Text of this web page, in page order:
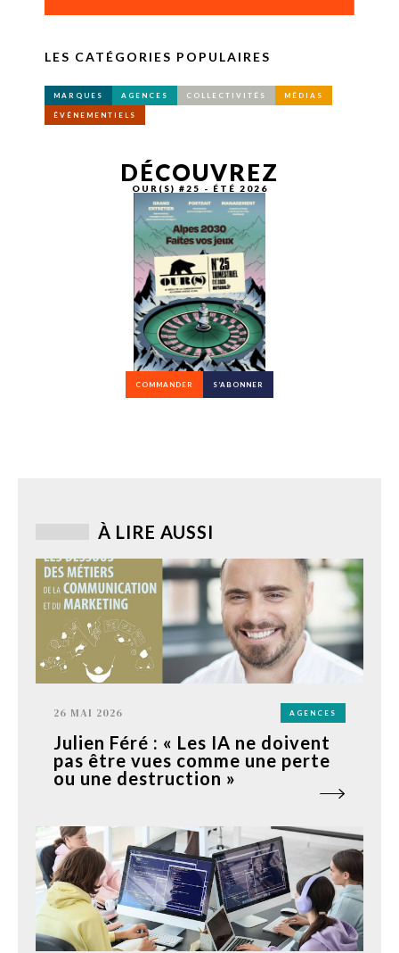
LES CATÉGORIES POPULAIRES
MARQUES AGENCES COLLECTIVITÉS MÉDIAS
ÉVÉNEMENTIELS
DÉCOUVREZ
OUR(S) #25 - ÉTÉ 2026
COMMANDER S’ABONNER
À LIRE AUSSI
26 MAI 2026 AGENCES
Julien Féré : « Les IA ne doivent
pas être vues comme une perte
ou une destruction »